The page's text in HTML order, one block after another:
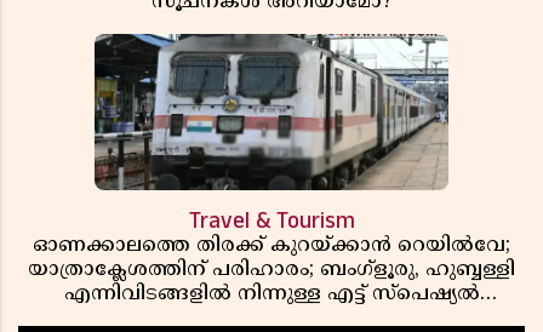
Travel & Tourism
ഓണക്കാലത്തെ തിരക്ക് കുറയ്ക്കാൻ റെയിൽവേ;
യാത്രാക്ലേശത്തിന് പരിഹാരം; ബംഗ്ളൂരു, ഹുബ്ബള്ളി
എന്നിവിടങ്ങളിൽ നിന്നുള്ള എട്ട് സ്പെഷ്യൽ